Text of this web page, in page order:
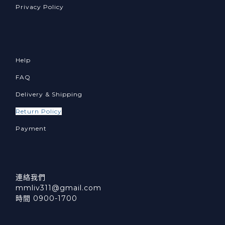
Privacy Policy
Help
FAQ
Delivery & Shipping
Return Policy
Payment
連絡我們
mmliv311@gmail.com
時間 0900-1700